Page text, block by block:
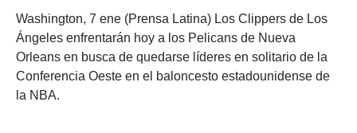
Washington, 7 ene (Prensa Latina) Los Clippers de Los
Ángeles enfrentarán hoy a los Pelicans de Nueva
Orleans en busca de quedarse líderes en solitario de la
Conferencia Oeste en el baloncesto estadounidense de
la NBA.